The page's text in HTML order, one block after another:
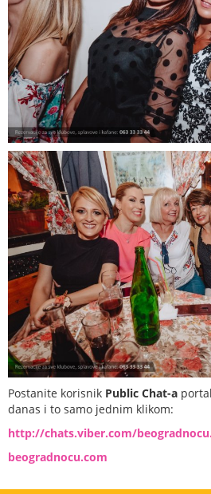
Postanite korisnik Public Chat-a
danas i to samo jednim klikom:
http://chats.viber.com/
beogradnocu.com